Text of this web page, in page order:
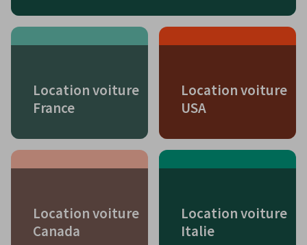
Location voiture
France
Location voiture
USA
Location voiture
Canada
Location voiture
Italie